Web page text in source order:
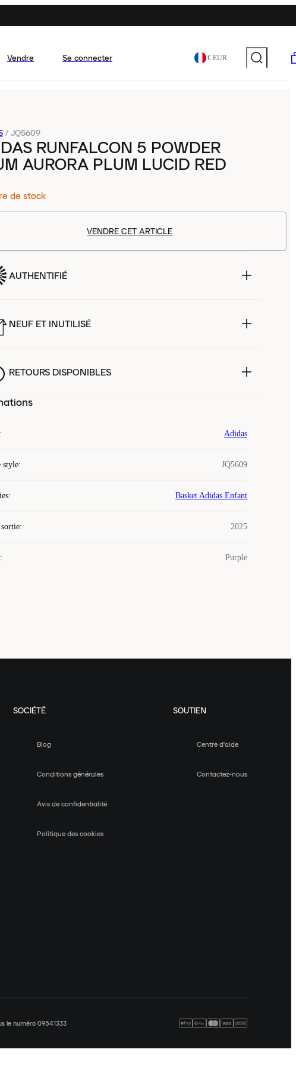
Vendre Se connecter € EUR
/ JQ5609
RUNFALCON 5 POWDER
AURORA PLUM LUCID RED
de stock
VENDRE CET ARTICLE
AUTHENTIFIÉ
NEUF ET INUTILISÉ
RETOURS DISPONIBLES
Adidas
style: JQ5609
: Basket Adidas Enfant
: 2025
: Purple
SOCIÉTÉ
Blog
Conditions générales
Avis de confidentialité
Politique des cookies
SOUTIEN
Centre d'aide
Contactez-nous
le numéro 09541333